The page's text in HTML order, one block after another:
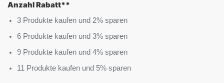
Anzahl Rabatt**
3 Produkte kaufen und 2% sparen
6 Produkte kaufen und 3% sparen
9 Produkte kaufen und 4% sparen
11 Produkte kaufen und 5% sparen